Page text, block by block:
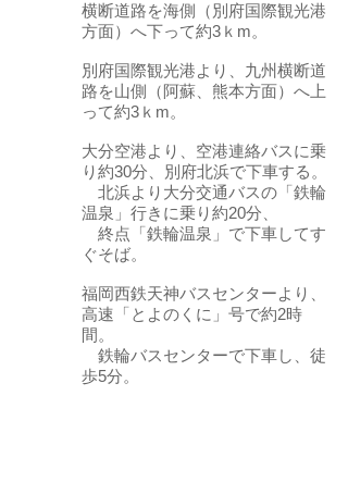
横断道路を海側（別府国際観光港
方面）へ下って約3ｋm。
別府国際観光港より、九州横断道
路を山側（阿蘇、熊本方面）へ上
って約3ｋm。
大分空港より、空港連絡バスに乗
り約30分、別府北浜で下車する。
北浜より大分交通バスの「鉄輪
温泉」行きに乗り約20分、
終点「鉄輪温泉」で下車してす
ぐそば。
福岡西鉄天神バスセンターより、
高速「とよのくに」号で約2時
間。
鉄輪バスセンターで下車し、徒
歩5分。